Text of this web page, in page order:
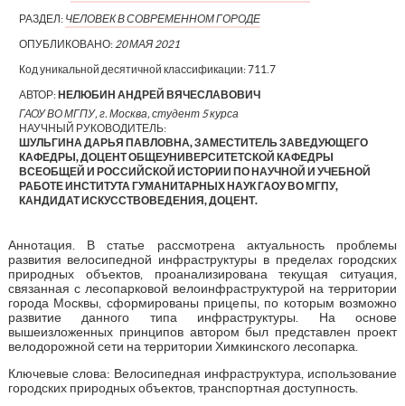
РАЗДЕЛ: ЧЕЛОВЕК В СОВРЕМЕННОМ ГОРОДЕ
ОПУБЛИКОВАНО: 20 МАЯ 2021
Код уникальной десятичной классификации:711.7
АВТОР:НЕЛЮБИН АНДРЕЙ ВЯЧЕСЛАВОВИЧ
ГАОУ ВО МГПУ, г. Москва, студент 5 курса
НАУЧНЫЙ РУКОВОДИТЕЛЬ:
ШУЛЬГИНА ДАРЬЯ ПАВЛОВНА, ЗАМЕСТИТЕЛЬ ЗАВЕДУЮЩЕГО
КАФЕДРЫ, ДОЦЕНТ ОБЩЕУНИВЕРСИТЕТСКОЙ КАФЕДРЫ
ВСЕОБЩЕЙ И РОССИЙСКОЙ ИСТОРИИ ПО НАУЧНОЙ И УЧЕБНОЙ
РАБОТЕ ИНСТИТУТА ГУМАНИТАРНЫХ НАУК ГАОУ ВО МГПУ,
КАНДИДАТ ИСКУССТВОВЕДЕНИЯ, ДОЦЕНТ.
Аннотация. В статье рассмотрена актуальность проблемы
развития велосипедной инфраструктуры в пределах городских
природных объектов, проанализирована текущая ситуация,
связанная с лесопарковой велоинфраструктурой на территории
города Москвы, сформированы прицепы, по которым возможно
развитие данного типа инфраструктуры. На основе
вышеизложенных принципов автором был представлен проект
велодорожной сети на территории Химкинского лесопарка.
Ключевые слова: Велосипедная инфраструктура, использование
городских природных объектов, транспортная доступность.